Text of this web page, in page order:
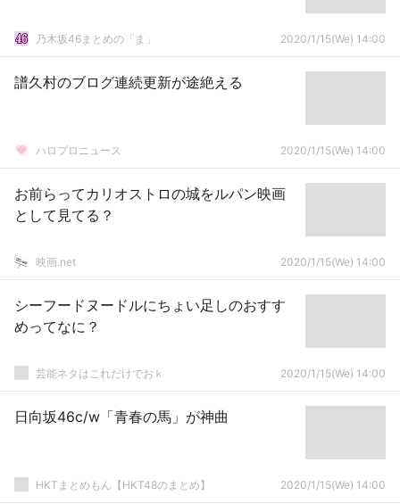
乃木坂46まとめの「ま」 2020/1/15(We) 14:00
譜久村のブログ連続更新が途絶える
ハロプロニュース 2020/1/15(We) 14:00
お前らってカリオストロの城をルパン映画
として見てる？
映画.net 2020/1/15(We) 14:00
シーフードヌードルにちょい足しのおすす
めってなに？
芸能ネタはこれだけでおｋ 2020/1/15(We) 14:00
日向坂46c/w「青春の馬」が神曲
HKTまとめもん【HKT48のまとめ】 2020/1/15(We) 14:00